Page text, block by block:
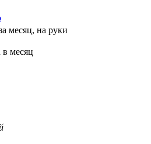
месяц, на руки
месяц